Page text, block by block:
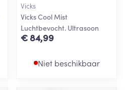
Vicks
Vicks Cool Mist
Luchtbevocht. Ultrasoon
€ 84,99
Niet beschikbaar